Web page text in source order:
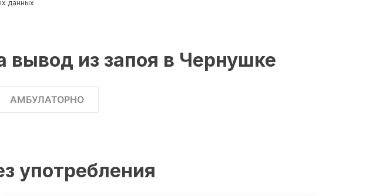
данных
из запоя в Чернушке
АМБУЛАТОРНО
употребления